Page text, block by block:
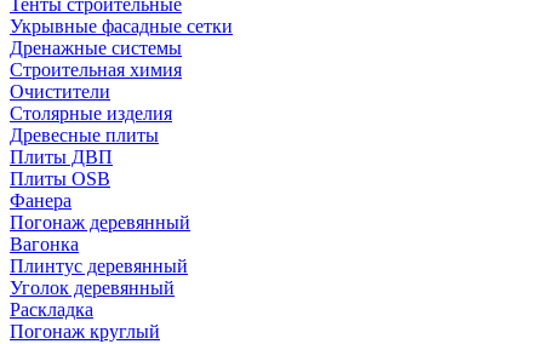
Тенты строительные
Укрывные фасадные сетки
Дренажные системы
Строительная химия
Очистители
Столярные изделия
Древесные плиты
Плиты ДВП
Плиты OSB
Фанера
Погонаж деревянный
Вагонка
Плинтус деревянный
Уголок деревянный
Раскладка
Погонаж круглый